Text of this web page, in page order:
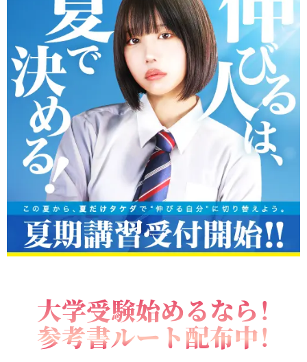
大学受験始めるなら！
参考書ルート配布中！